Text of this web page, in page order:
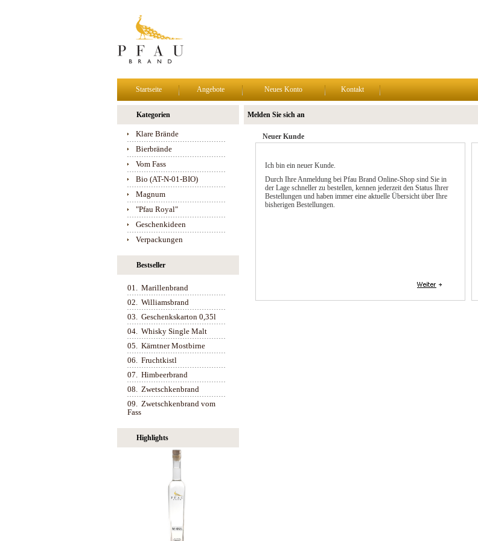
Startseite Angebote Neues Konto Kontakt
Kategorien
Klare Brände
Bierbrände
Vom Fass
Bio (AT-N-01-BIO)
Magnum
"Pfau Royal"
Geschenkideen
Verpackungen
Bestseller
01. Marillenbrand
02. Williamsbrand
03. Geschenkskarton 0,35l
04. Whisky Single Malt
05. Kärntner Mostbirne
06. Fruchtkistl
07. Himbeerbrand
08. Zwetschkenbrand
09. Zwetschkenbrand vom
Fass
Highlights
Melden Sie sich an
Neuer Kunde
Ich bin ein neuer Kunde.
Durch Ihre Anmeldung bei Pfau Brand Online-Shop sind Sie in
der Lage schneller zu bestellen, kennen jederzeit den Status Ihrer
Bestellungen und haben immer eine aktuelle Übersicht über Ihre
bisherigen Bestellungen.